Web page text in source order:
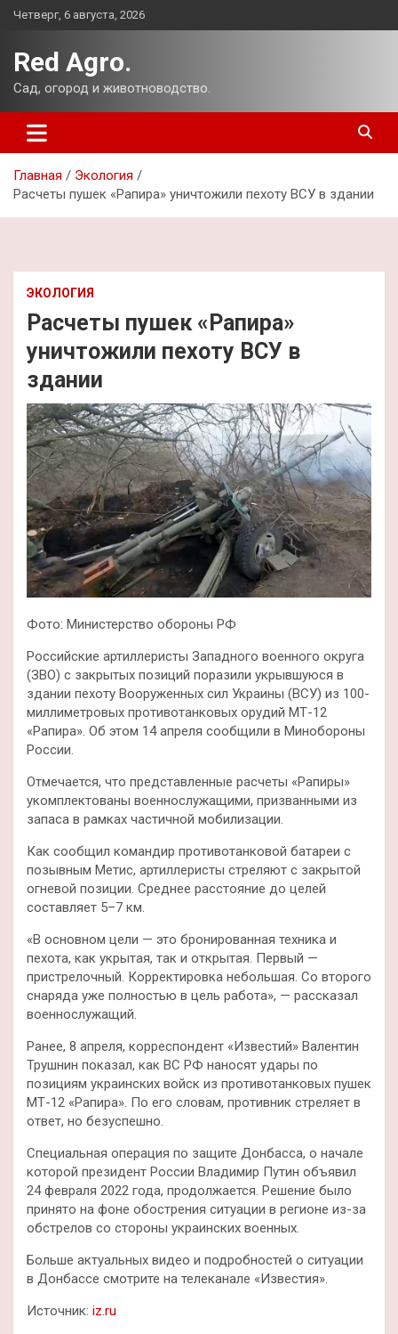
Перейти
Четверг, 6 августа, 2026
Red Agro.
Сад, огород и животноводство.
Главная
Экология
Расчеты пушек «Рапира» уничтожили пехоту ВСУ в здании
ЭКОЛОГИЯ
Расчеты пушек «Рапира»
уничтожили пехоту ВСУ в
здании
Фото: Министерство обороны РФ
Российские артиллеристы Западного военного округа
(ЗВО) с закрытых позиций поразили укрывшуюся в
здании пехоту Вооруженных сил Украины (ВСУ) из 100-
миллиметровых противотанковых орудий МТ-12
«Рапира». Об этом 14 апреля сообщили в Минобороны
России.
Отмечается, что представленные расчеты «Рапиры»
укомплектованы военнослужащими, призванными из
запаса в рамках частичной мобилизации.
Как сообщил командир противотанковой батареи с
позывным Метис, артиллеристы стреляют с закрытой
огневой позиции. Среднее расстояние до целей
составляет 5–7 км.
«В основном цели — это бронированная техника и
пехота, как укрытая, так и открытая. Первый —
пристрелочный. Корректировка небольшая. Со второго
снаряда уже полностью в цель работа», — рассказал
военнослужащий.
Ранее, 8 апреля, корреспондент «Известий» Валентин
Трушнин показал, как ВС РФ наносят удары по
позициям украинских войск из противотанковых пушек
МТ-12 «Рапира». По его словам, противник стреляет в
ответ, но безуспешно.
Специальная операция по защите Донбасса, о начале
которой президент России Владимир Путин объявил
24 февраля 2022 года, продолжается. Решение было
принято на фоне обострения ситуации в регионе из-за
обстрелов со стороны украинских военных.
Больше актуальных видео и подробностей о ситуации
в Донбассе смотрите на телеканале «Известия».
Источник: iz.ru